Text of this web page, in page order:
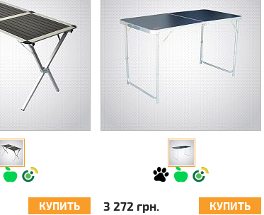
КУПИТЬ 3 272 грн. КУПИТЬ